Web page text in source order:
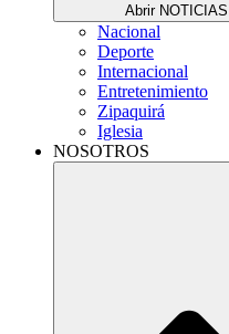
Abrir NOTICIAS
Nacional
Deporte
Internacional
Entretenimiento
Zipaquirá
Iglesia
NOSOTROS